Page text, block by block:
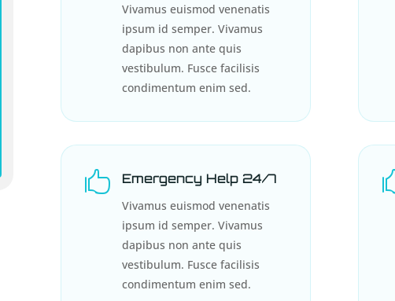
Vivamus euismod venenatis
ipsum id semper. Vivamus
dapibus non ante quis
vestibulum. Fusce facilisis
condimentum enim sed.
 Emergency Help 24/7
Vivamus euismod venenatis
ipsum id semper. Vivamus
dapibus non ante quis
vestibulum. Fusce facilisis
condimentum enim sed.